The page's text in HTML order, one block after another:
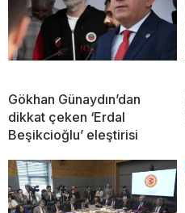
Gökhan Günaydın’dan
dikkat çeken ‘Erdal
Beşikcioğlu’ eleştirisi